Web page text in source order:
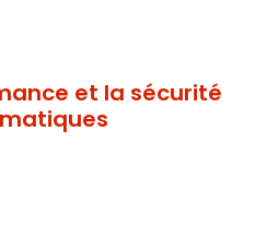
et la sécurité